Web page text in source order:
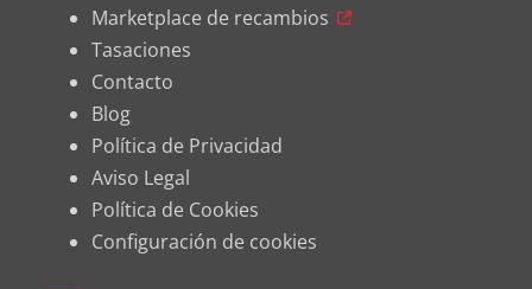
Marketplace de recambios
Tasaciones
Contacto
Blog
Política de Privacidad
Aviso Legal
Política de Cookies
Configuración de cookies